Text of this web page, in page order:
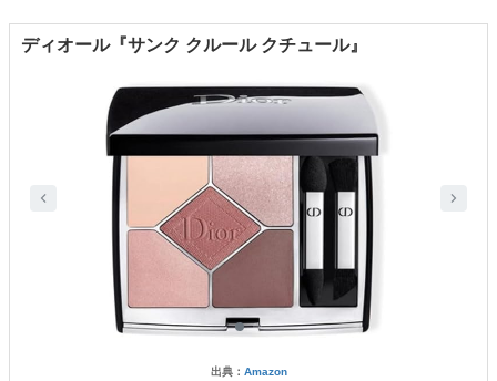
ディオール『サンク クルール クチュール』
出典： Amazon